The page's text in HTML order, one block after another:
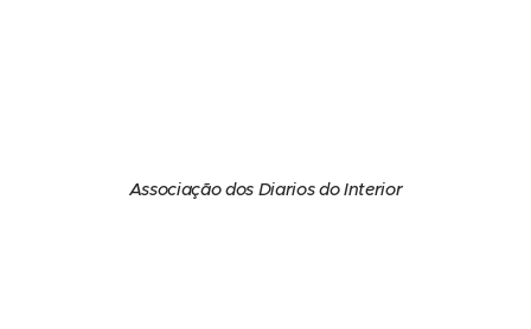
Associação dos Diarios do Interior